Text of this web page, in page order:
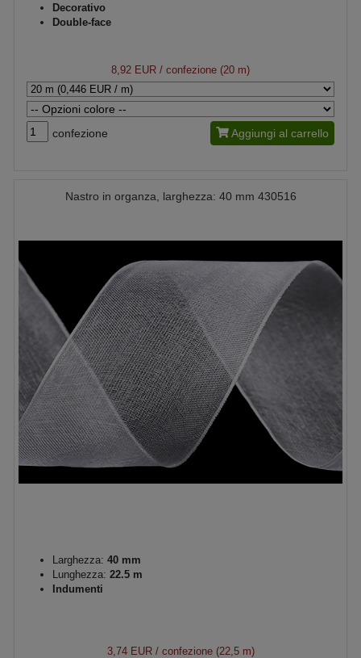
Decorativo
Double-face
8,92 EUR / confezione (20 m)
confezione Aggiungi al carrello
Nastro in organza, larghezza: 40 mm 430516
Larghezza: 40 mm
Lunghezza: 22.5 m
Indumenti
3,74 EUR/ confezione (22,5 m)